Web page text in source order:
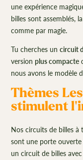
une expérience
billes sont assemblés,
comme par magie.
Tu cherches un circuit
version plus compacte
nous avons le modèle
Thèmes
stimulent
Nos circuits de billes à
sont une porte
un circuit de billes